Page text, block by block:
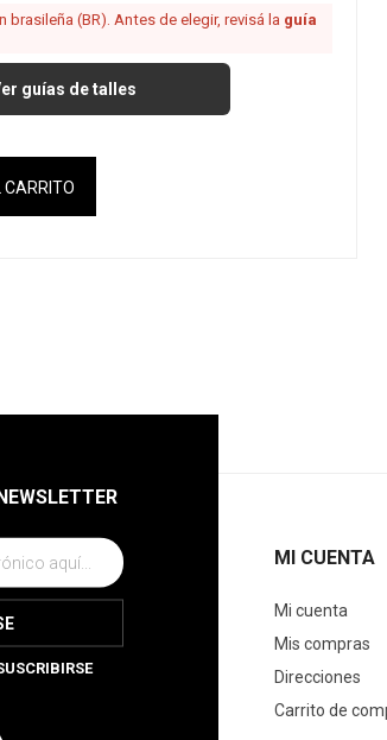
(BR). Antes de elegir, revisá la guía
guías de talles
CARRITO
MI CUENTA
Mi cuenta
Mis compras
Direcciones
Carrito de